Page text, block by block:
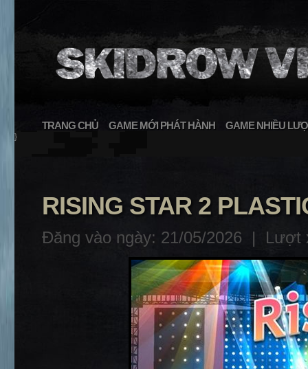
TRANG CHỦ GAME MỚI PHÁT HÀNH GAME NHIỀU
}
RISING STAR 2
Đăng vào ngày: 21/05/2026 | Lượt